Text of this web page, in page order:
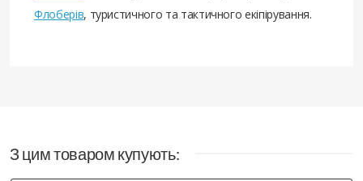
Флоберів, туристичного та тактичного екіпірування.
З цим товаром купують: